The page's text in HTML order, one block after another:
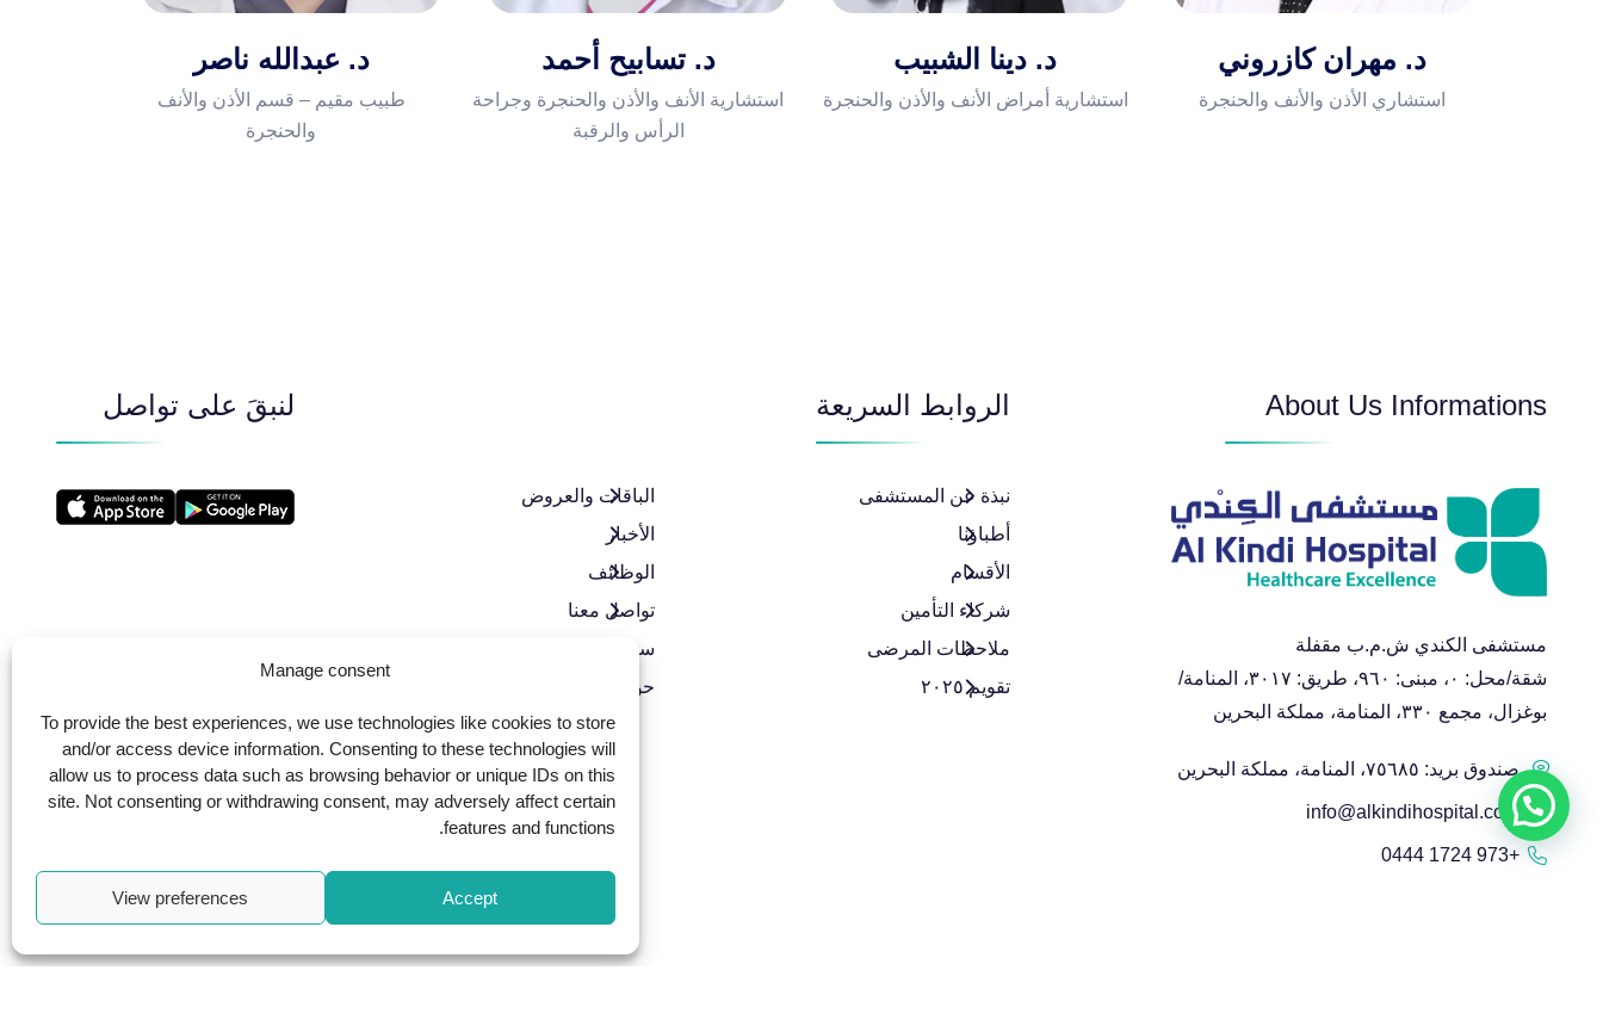
Manage consent
To provide the best experiences, we use technologies like cookies to store
and/or access device information. Consenting to these technologies will
allow us to process data such as browsing behavior or unique IDs on this
site. Not consenting or withdrawing consent, may adversely affect certain
features and functions.
Accept
View preferences
التخدير وإدارة الألم
د. مهران كازروني
استشاري الأذن والأنف والحنجرة
د. دينا الشبيب
استشارية أمراض الأنف والأذن والحنجرة
د. تسابيح أحمد
استشارية الأنف والأذن والحنجرة وجراحة
الرأس والرقبة
د. عبدالله ناصر
طبيب مقيم – قسم الأذن والأنف
والحنجرة
About Us Informations
مستشفى الكندي ش.م.ب مقفلة
شقة/محل: ٠، مبنى: ٩٦٠، طريق: ٣٠١٧، المنامة/
بوغزال، مجمع ٣٣٠، المنامة، مملكة البحرين
صندوق بريد: ٧٥٦٨٥، المنامة، مملكة البحرين
info@alkindihospital.com
+973 1724 0444
الروابط السريعة
نبذة عن المستشفى
أطباؤنا
الأقسام
شركاء التأمين
ملاحظات المرضى
تقويم ٢٠٢٥
الباقات والعروض​
الأخبار
الوظائف
تواصل معنا
سياسة الخصوصية
حوكمة الشركات
لنبقَ على تواصل